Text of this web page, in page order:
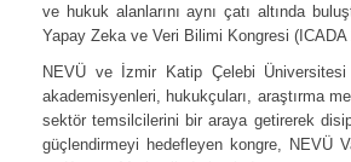
ve hukuk alanlarını aynı çatı altında
Yapay Zeka ve Veri Bilimi Kongresi (ICADA
NEVÜ ve İzmir Katip Çelebi
akademisyenleri, hukukçuları, araştırma
sektör temsilcilerini bir araya getirerek
güçlendirmeyi hedefleyen kongre, NEVÜ